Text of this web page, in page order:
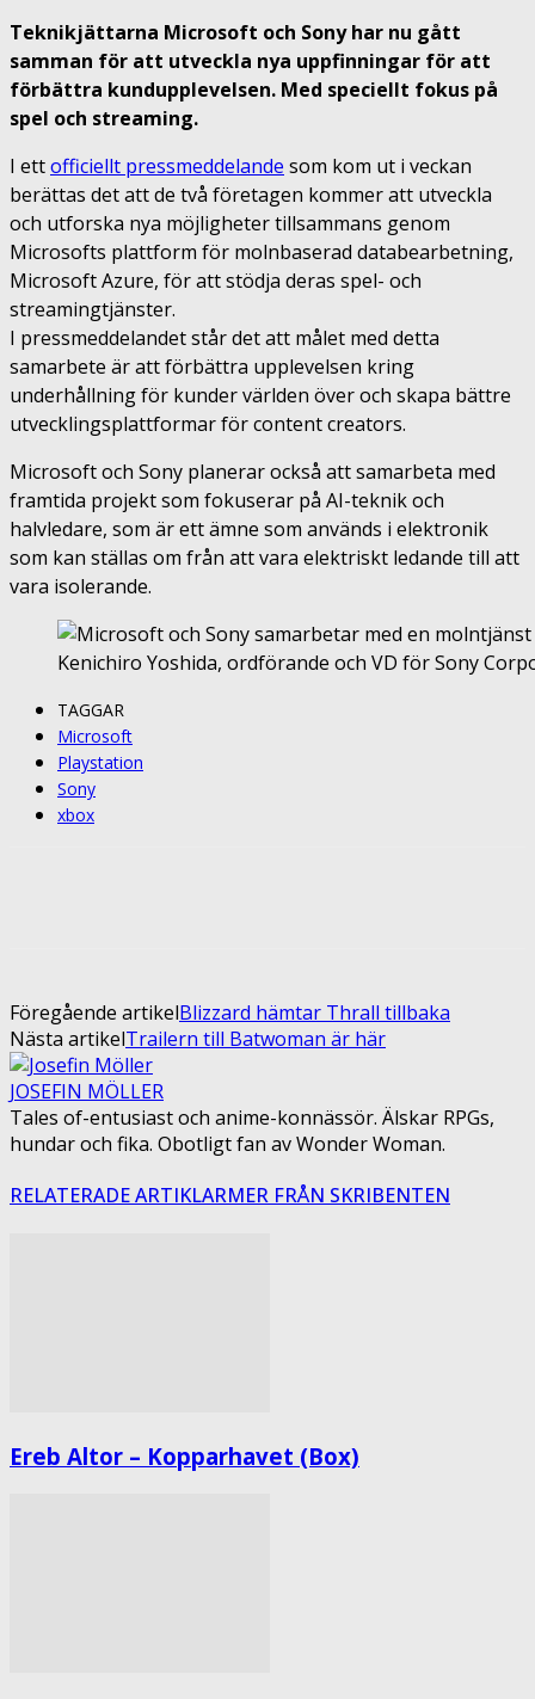
Teknikjättarna Microsoft och Sony har nu gått
samman för att utveckla nya uppfinningar för att
förbättra kundupplevelsen. Med speciellt fokus på
spel och streaming.
I ettofficiellt pressmeddelande som kom ut i veckan
berättas det att de två företagen kommer att utveckla
och utforska nya möjligheter tillsammans genom
Microsofts plattform för molnbaserad databearbetning,
Microsoft Azure, för att stödja deras spel- och
streamingtjänster.
I pressmeddelandet står det att målet med detta
samarbete är att förbättra upplevelsen kring
underhållning för kunder världen över och skapa bättre
utvecklingsplattformar för content creators.
Microsoft och Sony planerar också att samarbeta med
framtida projekt som fokuserar på AI-teknik och
halvledare, som är ett ämne som används i elektronik
som kan ställas om från att vara elektriskt ledande till att
vara isolerande.
Kenichiro Yoshida, ordförande och VD för Sony
TAGGAR
Microsoft
Playstation
Sony
xbox
Föregående artikelBlizzard hämtar Thrall tillbaka
Nästa artikelTrailern till Batwoman är här
JOSEFIN MÖLLER
Tales of-entusiast och anime-konnässör. Älskar RPGs,
hundar och fika. Obotligt fan av Wonder Woman.
RELATERADE ARTIKLARMER FRÅN SKRIBENTEN
Ereb Altor – Kopparhavet (Box)